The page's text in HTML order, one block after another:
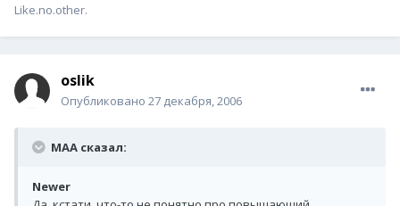
Like.no.other.
oslik
Опубликовано 27 декабря, 2006
MAA сказал:
Newer